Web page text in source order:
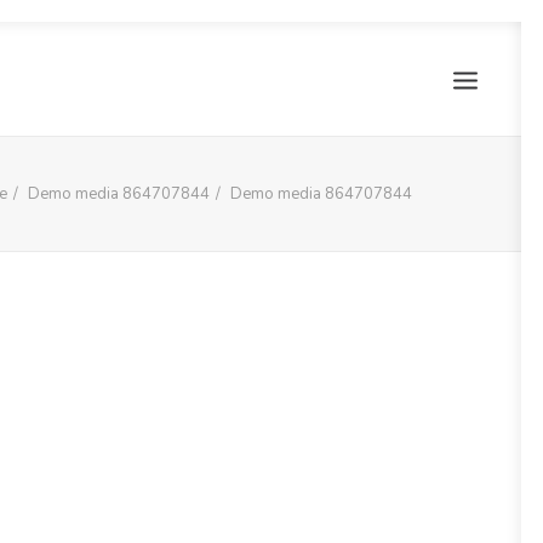
Demo media 864707844 Demo media 864707844